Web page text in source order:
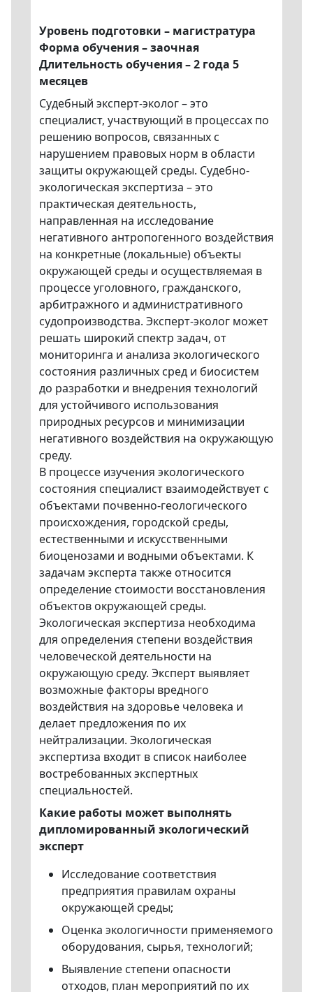
Уровень подготовки – магистратура
Форма обучения – заочная
Длительность обучения – 2 года 5
месяцев
Судебный эксперт-эколог – это
специалист, участвующий в процессах по
решению вопросов, связанных с
нарушением правовых норм в области
защиты окружающей среды. Судебно-
экологическая экспертиза – это
практическая деятельность,
направленная на исследование
негативного антропогенного воздействия
на конкретные (локальные) объекты
окружающей среды и осуществляемая в
процессе уголовного, гражданского,
арбитражного и административного
судопроизводства. Эксперт-эколог может
решать широкий спектр задач, от
мониторинга и анализа экологического
состояния различных сред и биосистем
до разработки и внедрения технологий
для устойчивого использования
природных ресурсов и минимизации
негативного воздействия на окружающую
среду.
В процессе изучения экологического
состояния специалист взаимодействует с
объектами почвенно-геологического
происхождения, городской среды,
естественными и искусственными
биоценозами и водными объектами. К
задачам эксперта также относится
определение стоимости восстановления
объектов окружающей среды.
Экологическая экспертиза необходима
для определения степени воздействия
человеческой деятельности на
окружающую среду. Эксперт выявляет
возможные факторы вредного
воздействия на здоровье человека и
делает предложения по их
нейтрализации. Экологическая
экспертиза входит в список наиболее
востребованных экспертных
специальностей.
Какие работы может выполнять
дипломированный экологический
эксперт
Исследование соответствия
предприятия правилам охраны
окружающей среды;
Оценка экологичности применяемого
оборудования, сырья, технологий;
Выявление степени опасности
отходов, план мероприятий по их